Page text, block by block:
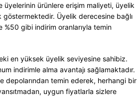
üyelerinin ürünlere erişim maliyeti, üyelik
Üyelik derecesine bağlı
%50 gibi indirim oranlarıyla temin
en yüksek üyelik seviyesine sahibiz.
indirimle alma avantajı sağlamaktadır.
depolarından temin ederek, herhangi bir
uygun fiyatlarla sizlere